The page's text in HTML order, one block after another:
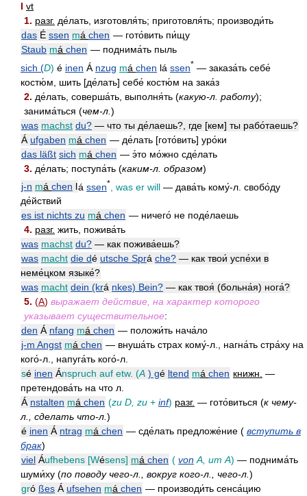
I vt
1. разг. де́лать, изготовля́ть; приготовля́ть; производи́ть
das É ssen má chen — гото́вить пи́щу
Staub má chen — поднима́ть пыль
sich (D) é inen Á nzug má chen lá ssen* — заказа́ть себе́
костю́м, шить [де́лать] себе́ костю́м на зака́з
2. де́лать, соверша́ть, выполня́ть (какую-л. работу);
занима́ться (чем-л. )
was machst du? — что ты де́лаешь?, где [кем] ты рабо́таешь?
Á ufgaben má chen — де́лать [гото́вить] уро́ки
das läßt sich má chen — э́то мо́жно сде́лать
3. де́лать; поступа́ть (каким-л. образом)
j-n má chen lá ssen* , was er will — дава́ть кому́-л. свобо́ду
де́йствий
es ist nichts zu má chen — ничего́ не поде́лаешь
4. разг. жить, пожива́ть
was machst du? — как пожива́ешь?
was macht die dé utsche Sprá che? — как твои́ успе́хи в
неме́цком языке́?
was macht dein (krá nkes) Bein? — как твоя́ (больна́я) нога́?
5. (A) выражает действие, на характер которого
указывает существительное:
den Á nfang má chen — положи́ть нача́ло
j-m Angst má chen — внуша́ть страх кому́-л., нагна́ть стра́ху на
кого́-л., напуга́ть кого́-л.
sé inen Ánspruch auf etw. (A ) gé ltend má chen книжн. —
претендова́ть на что л.
Á nstalten má chen (zu D, zu + inf) разг. — гото́виться (к чему-
л., сделать что-л.)
é inen Á ntrag má chen — сде́лать предложе́ние ( вступить в
брак)
viel Áufhebens [Wésens] má chen ( von A, um A) — поднима́ть
шуми́ху (по поводу чего-л., вокруг кого-л., чего-л.)
gró ßes Á ufsehen má chen — производи́ть сенса́цию